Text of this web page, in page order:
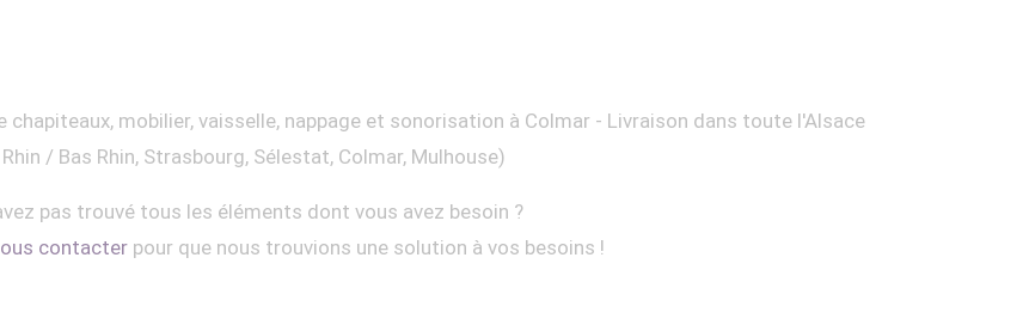
mobilier, vaisselle, nappage et sonorisation à Colmar - Livraison dans toute l'Alsace
/ Bas Rhin, Strasbourg, Sélestat, Colmar, Mulhouse)
pas trouvé tous les éléments dont vous avez besoin ?
contacterpour que nous trouvions une solution à vos besoins !